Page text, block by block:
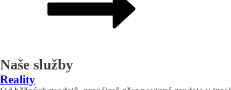
Naše služby
Reality